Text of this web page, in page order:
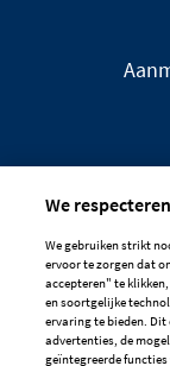
We
We gebruiken strikt
ervoor te zorgen dat
accepteren" te
en soortgelijke
ervaring te bieden.
advertenties, de
geïntegreerde